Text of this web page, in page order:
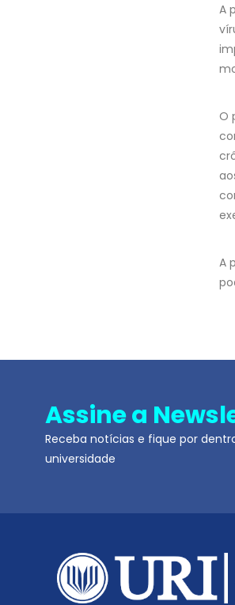
A
O
A
Assine a
Receba notícias e fique por
universidade